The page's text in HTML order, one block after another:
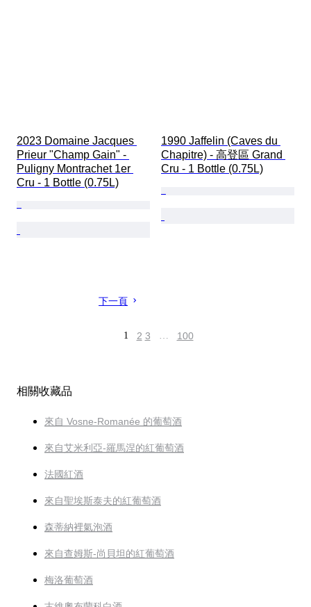
2023 Domaine Jacques
Prieur "Champ Gain" -
Puligny Montrachet 1er
Cru - 1 Bottle (0.75L)
1990 Jaffelin (Caves du
Chapitre) - 高登區 Grand
Cru - 1 Bottle (0.75L)
下一頁
1 2 3 … 100
相關收藏品
來自 Vosne-Romanée 的葡萄酒
來自艾米利亞-羅馬涅的紅葡萄酒
法國紅酒
來自聖埃斯泰夫的紅葡萄酒
森蒂納裡氣泡酒
來自查姆斯-尚貝坦的紅葡萄酒
梅洛葡萄酒